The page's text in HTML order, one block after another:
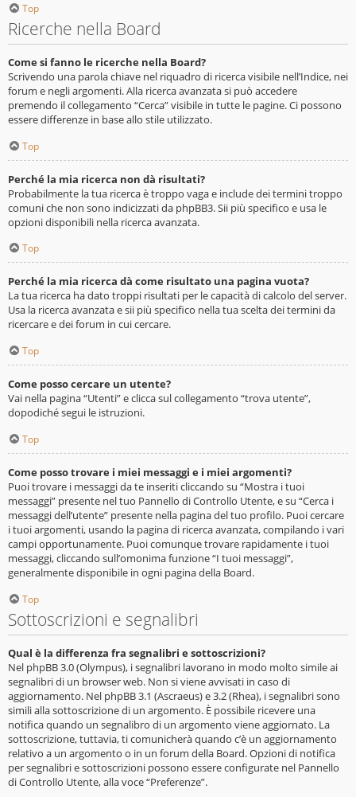
Top
Ricerche nella Board
Come si fanno le ricerche nella Board?
Scrivendo una parola chiave nel riquadro di ricerca visibile nell’Indice, nei
forum e negli argomenti. Alla ricerca avanzata si può accedere
premendo il collegamento “Cerca” visibile in tutte le pagine. Ci possono
essere differenze in base allo stile utilizzato.
Top
Perché la mia ricerca non dà risultati?
Probabilmente la tua ricerca è troppo vaga e include dei termini troppo
comuni che non sono indicizzati da phpBB3. Sii più specifico e usa le
opzioni disponibili nella ricerca avanzata.
Top
Perché la mia ricerca dà come risultato una pagina vuota?
La tua ricerca ha dato troppi risultati per le capacità di calcolo del server.
Usa la ricerca avanzata e sii più specifico nella tua scelta dei termini da
ricercare e dei forum in cui cercare.
Top
Come posso cercare un utente?
Vai nella pagina “Utenti” e clicca sul collegamento “trova utente”,
dopodiché segui le istruzioni.
Top
Come posso trovare i miei messaggi e i miei argomenti?
Puoi trovare i messaggi da te inseriti cliccando su “Mostra i tuoi
messaggi” presente nel tuo Pannello di Controllo Utente, e su “Cerca i
messaggi dell’utente” presente nella pagina del tuo profilo. Puoi cercare
i tuoi argomenti, usando la pagina di ricerca avanzata, compilando i vari
campi opportunamente. Puoi comunque trovare rapidamente i tuoi
messaggi, cliccando sull’omonima funzione “I tuoi messaggi”,
generalmente disponibile in ogni pagina della Board.
Top
Sottoscrizioni e segnalibri
Qual è la differenza fra segnalibri e sottoscrizioni?
Nel phpBB 3.0 (Olympus), i segnalibri lavorano in modo molto simile ai
segnalibri di un browser web. Non si viene avvisati in caso di
aggiornamento. Nel phpBB 3.1 (Ascraeus) e 3.2 (Rhea), i segnalibri sono
simili alla sottoscrizione di un argomento. È possibile ricevere una
notifica quando un segnalibro di un argomento viene aggiornato. La
sottoscrizione, tuttavia, ti comunicherà quando c’è un aggiornamento
relativo a un argomento o in un forum della Board. Opzioni di notifica
per segnalibri e sottoscrizioni possono essere configurate nel Pannello
di Controllo Utente, alla voce “Preferenze”.